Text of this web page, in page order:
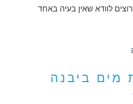
לוודא שאין בעיה באחד
מים ביבנה